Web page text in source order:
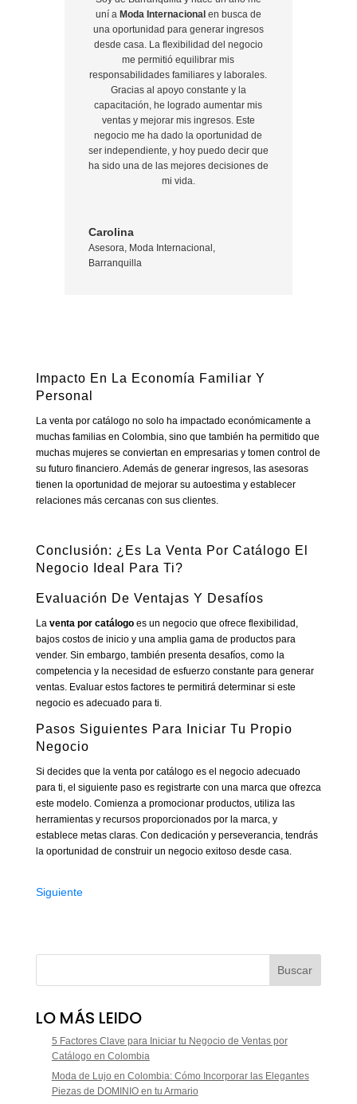
uní a Moda Internacionalen busca de
una oportunidad para generar ingresos
desde casa. La flexibilidad del negocio
me permitió equilibrar mis
responsabilidades familiares y laborales.
Gracias al apoyo constante y la
capacitación, he logrado aumentar mis
ventas y mejorar mis ingresos. Este
negocio me ha dado la oportunidad de
ser independiente, y hoy puedo decir que
ha sido una de las mejores decisiones de
mi vida.
Carolina
Asesora Moda Internacional,
Barranquilla
Impacto En La Economía Familiar Y
Personal
La venta por catálogo no solo ha impactado económicamente a
muchas familias en Colombia, sino que también ha permitido que
muchas mujeres se conviertan en empresarias y tomen control de
su futuro financiero. Además de generar ingresos, las asesoras
tienen la oportunidad de mejorar su autoestima y establecer
relaciones más cercanas con sus clientes.
Conclusión: ¿Es La Venta Por Catálogo El
Negocio Ideal Para Ti?
Evaluación De Ventajas Y Desafíos
La venta por catálogoes un negocio que ofrece flexibilidad,
bajos costos de inicio y una amplia gama de productos para
vender. Sin embargo, también presenta desafíos, como la
competencia y la necesidad de esfuerzo constante para generar
ventas. Evaluar estos factores te permitirá determinar si este
negocio es adecuado para ti.
Pasos Siguientes Para Iniciar Tu Propio
Negocio
Si decides que la venta por catálogo es el negocio adecuado
para ti, el siguiente paso es registrarte con una marca que ofrezca
este modelo. Comienza a promocionar productos, utiliza las
herramientas y recursos proporcionados por la marca, y
establece metas claras. Con dedicación y perseverancia, tendrás
la oportunidad de construir un negocio exitoso desde casa.
Siguiente
LO MÁS LEIDO
5 Factores Clave para Iniciar tu Negocio de Ventas por
Catálogo en Colombia
Moda de Lujo en Colombia: Cómo Incorporar las Elegantes
Piezas de DOMINIO en tu Armario